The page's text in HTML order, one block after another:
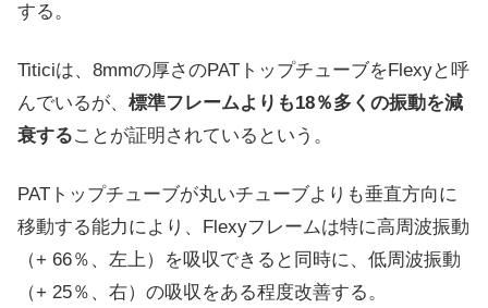
する。
Titiciは、8mmの厚さのPATトップチューブをFlexyと呼
んでいるが、 標準フレームよりも18％多くの振動を減
衰することが証明されているという。
PATトップチューブが丸いチューブよりも垂直方向に
移動する能力により、Flexyフレームは特に高周波振動
（+ 66％、左上）を吸収できると同時に、低周波振動
（+ 25％、右）の吸収をある程度改善する。